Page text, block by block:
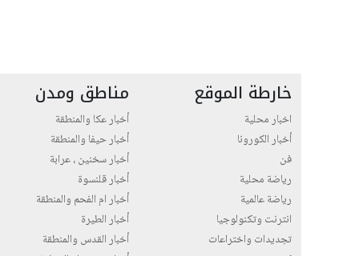
خارطة الموقع
اخبار محلية
أخبار الكورونا
فن
رياضة محلية
رياضة عالمية
انترنت وتكنولوجيا
تجديدات واختراعات
مناطق ومدن
أخبار عكا والمنطقة
أخبار حيفا والمنطقة
أخبار سخنين ، عرابة
أخبار قلنسوة
أخبار ام الفحم والمنطقة
أخبار الطيرة
أخبار القدس والمنطقة